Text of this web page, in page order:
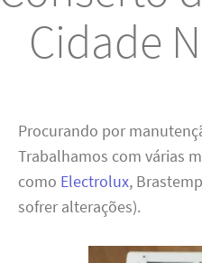
Cidade
Procurando por
Trabalhamos com várias
como Electrolux,
sofrer alterações).